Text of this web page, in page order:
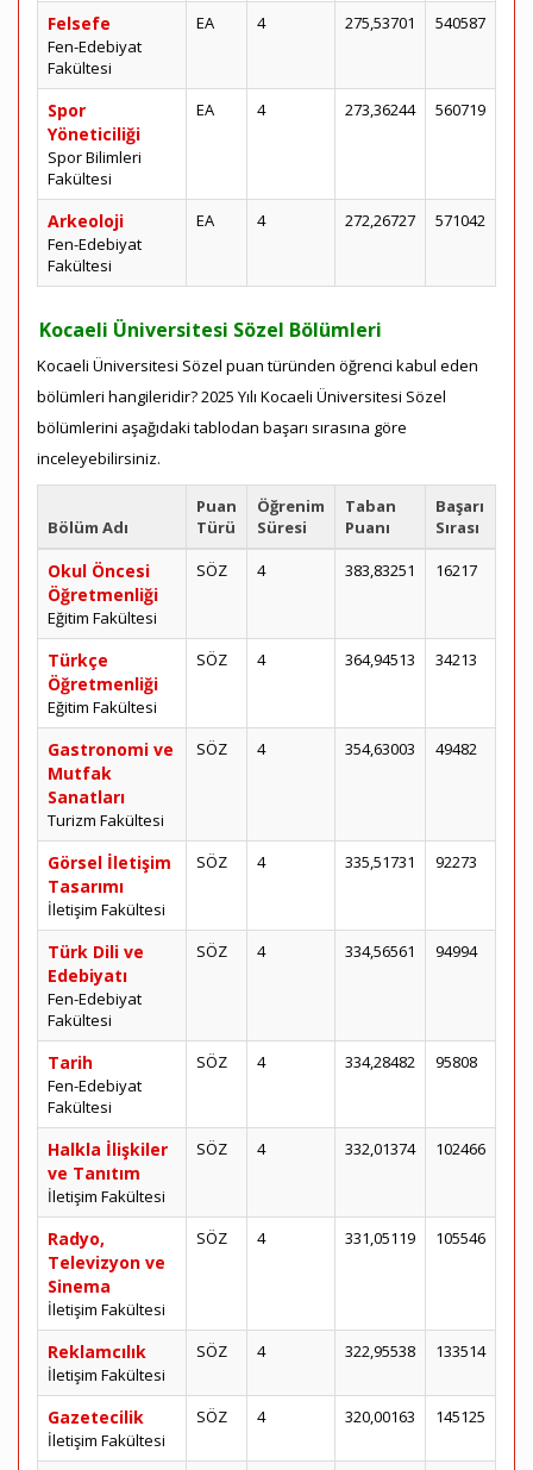
Felsefe
Fen-Edebiyat
Fakültesi
EA 4 275,53701 540587
Spor
Yöneticiliği
Spor Bilimleri
Fakültesi
EA 4 273,36244 560719
Arkeoloji
Fen-Edebiyat
Fakültesi
EA 4 272,26727 571042
Kocaeli Üniversitesi Sözel Bölümleri
Kocaeli Üniversitesi Sözel puan türünden öğrenci kabul eden
bölümleri hangileridir? 2025 Yılı Kocaeli Üniversitesi Sözel
bölümlerini aşağıdaki tablodan başarı sırasına göre
inceleyebilirsiniz.
Bölüm Adı
Puan
Türü
Öğrenim
Süresi
Taban
Puanı
Başarı
Sırası
Okul Öncesi
Öğretmenliği
Eğitim Fakültesi
SÖZ 4 383,83251 16217
Türkçe
Öğretmenliği
Eğitim Fakültesi
SÖZ 4 364,94513 34213
Gastronomi ve
Mutfak
Sanatları
Turizm Fakültesi
SÖZ 4 354,63003 49482
Görsel İletişim
Tasarımı
İletişim Fakültesi
SÖZ 4 335,51731 92273
Türk Dili ve
Edebiyatı
Fen-Edebiyat
Fakültesi
SÖZ 4 334,56561 94994
Tarih
Fen-Edebiyat
Fakültesi
SÖZ 4 334,28482 95808
Halkla İlişkiler
ve Tanıtım
İletişim Fakültesi
SÖZ 4 332,01374 102466
Radyo,
Televizyon ve
Sinema
İletişim Fakültesi
SÖZ 4 331,05119 105546
Reklamcılık
İletişim Fakültesi
SÖZ 4 322,95538 133514
Gazetecilik
İletişim Fakültesi
SÖZ 4 320,00163 145125